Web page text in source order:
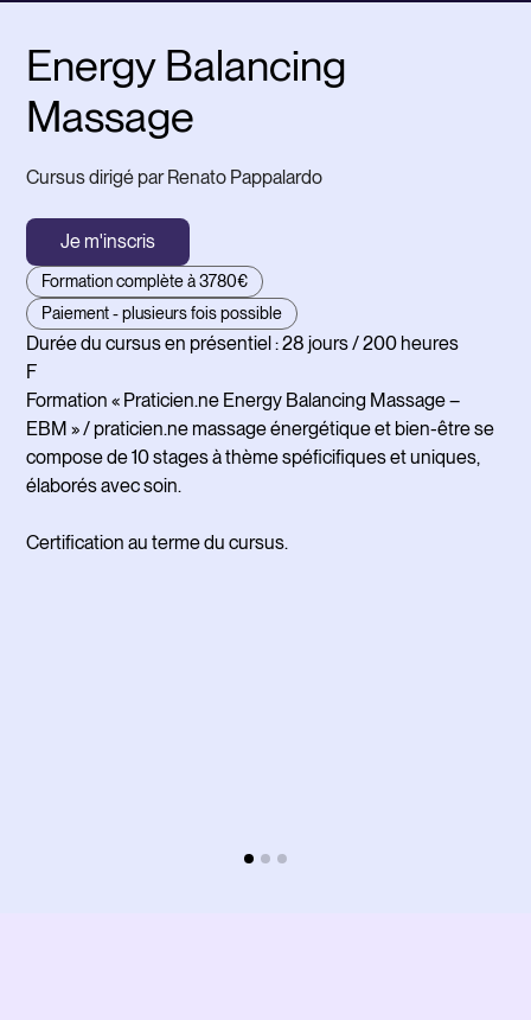
Energy Balancing
Massage
Cursus dirigé par Renato Pappalardo
Je m'inscris
Formation complète à 3780€
Paiement - plusieurs fois possible
Durée du cursus en présentiel : 28 jours / 200 heures
F
Formation « Praticien.ne Energy Balancing Massage –
EBM » / praticien.ne massage énergétique et bien-être se
compose de 10 stages à thème spéficifiques et uniques,
élaborés avec soin.
Certification au terme du cursus.